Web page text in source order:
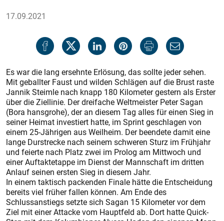
17.09.2021
Es war die lang ersehnte Erlösung, das sollte jeder sehen.
Mit geballter Faust und wilden Schlägen auf die Brust raste
Jannik Steimle nach knapp 180 Kilometer gestern als Erster
über die Ziellinie. Der dreifache Weltmeister Peter Sagan
(Bora hansgrohe), der an diesem Tag alles für einen Sieg in
seiner Heimat investiert hatte, im Sprint geschlagen von
einem 25-Jährigen aus Weilheim. Der beendete damit eine
lange Durstrecke nach seinem schweren Sturz im Frühjahr
und feierte nach Platz zwei im Prolog am Mittwoch und
einer Auftaktetappe im Dienst der Mannschaft im dritten
Anlauf seinen ersten Sieg in diesem Jahr.
In einem taktisch packenden Finale hätte die Entscheidung
bereits viel früher fallen können. Am Ende des
Schlussanstiegs setzte sich Sagan 15 Kilometer vor dem
Ziel mit einer Attacke vom Hauptfeld ab. Dort hatte Quick-